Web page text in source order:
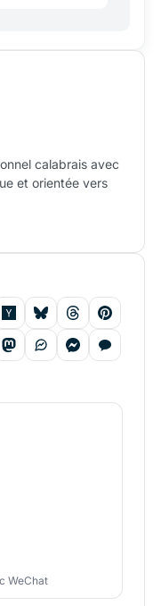
calabrais avec
et orientée vers
WeChat